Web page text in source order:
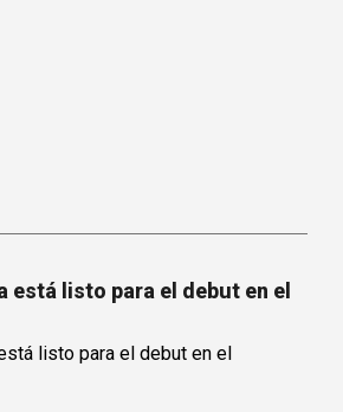
está listo para el debut en el